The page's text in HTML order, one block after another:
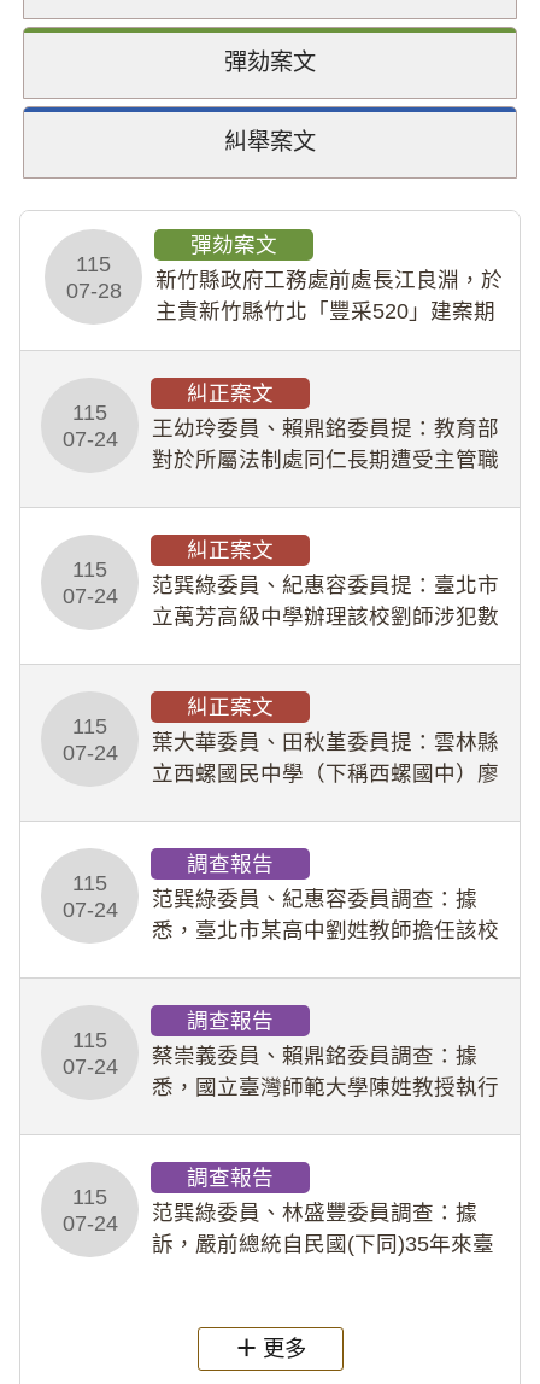
彈劾案文
糾舉案文
115
07-28
彈劾案文
新竹縣政府工務處前處長江良淵，於
主責新竹縣竹北「豐采520」建案期
幣1,483萬餘元，並長期收受建商餽
贈；復罔顧公共安全，圖利默許建商
於停工期間
115
07-24
糾正案文
王幼玲委員、賴鼎銘委員提：教育部
對於所屬法制處同仁長期遭受主管職
人員保障法」及「職業安全衛生法」
所定維護公務人員
115
07-24
糾正案文
范巽綠委員、紀惠容委員提：臺北市
立萬芳高級中學辦理該校劉師涉犯數
業把關與糾錯功能，不僅首份調查報
告漏未審酌師生不
115
07-24
糾正案文
葉大華委員、田秋堇委員提：雲林縣
立西螺國民中學（下稱西螺國中）廖
教羽球隊學生等行為，歷經該校校園
事件處理會議（下
115
07-24
調查報告
范巽綠委員、紀惠容委員調查：據
悉，臺北市某高中劉姓教師擔任該校
行拍攝特定樣態性影像並以手機傳送
劉師。該生因畏懼成
115
07-24
調查報告
蔡崇義委員、賴鼎銘委員調查：據
悉，國立臺灣師範大學陳姓教授執行
術倫理等情案調查報告。(115教調
31)
115
07-24
調查報告
范巽綠委員、林盛豐委員調查：據
訴，嚴前總統自民國(下同)35年來臺
過世後，總統府於89年間函請其家屬
繼續留住
更多